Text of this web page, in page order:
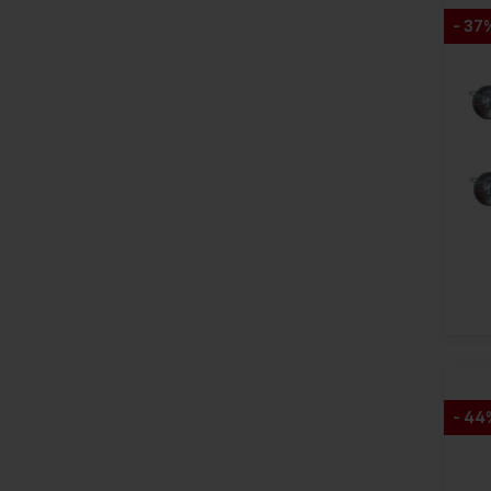
-
-